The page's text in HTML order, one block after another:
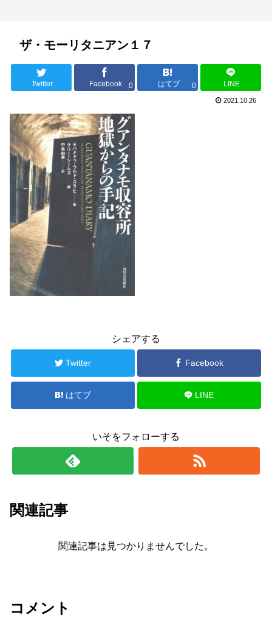
ザ・モーリタニアン１７
Twitter Facebook 0 はてブ 0 LINE
2021.10.26
シェアする
Twitter Facebook
はてブ LINE
いそをフォローする
関連記事
関連記事は見つかりませんでした。
コメント